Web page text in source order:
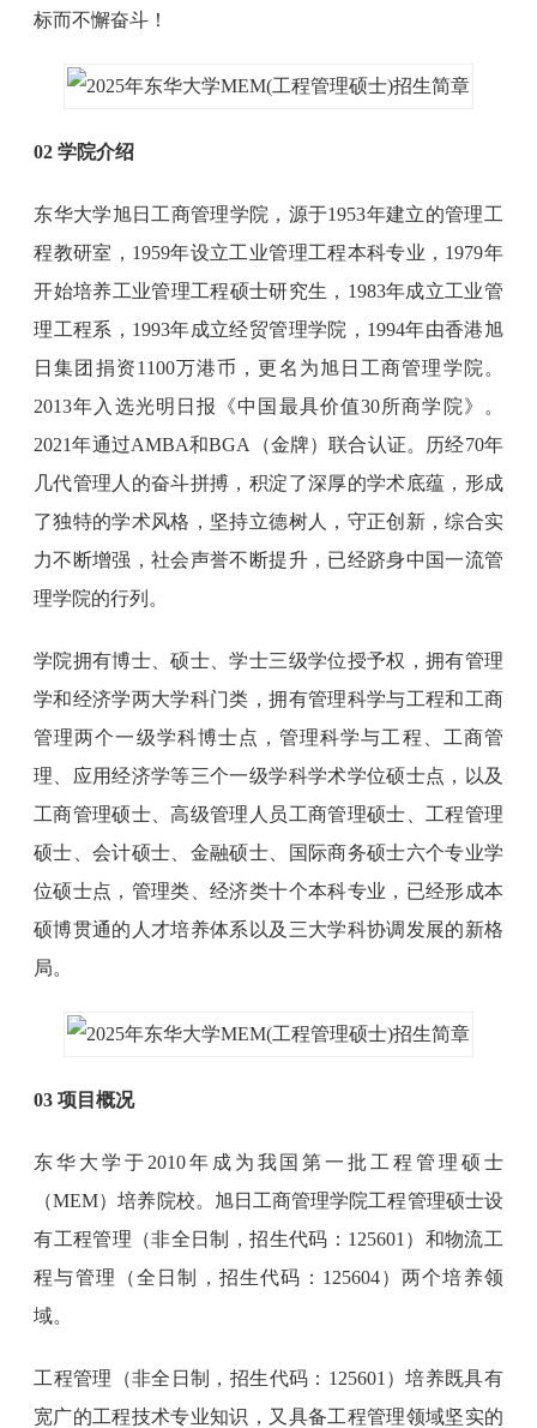
标而不懈奋斗！
02 学院介绍
东华大学旭日工商管理学院，源于1953年建立的管理工
程教研室，1959年设立工业管理工程本科专业，1979年
开始培养工业管理工程硕士研究生，1983年成立工业管
理工程系，1993年成立经贸管理学院，1994年由香港旭
日集团捐资1100万港币，更名为旭日工商管理学院。
2013年入选光明日报《中国最具价值30所商学院》。
2021年通过AMBA和BGA（金牌）联合认证。历经70年
几代管理人的奋斗拼搏，积淀了深厚的学术底蕴，形成
了独特的学术风格，坚持立德树人，守正创新，综合实
力不断增强，社会声誉不断提升，已经跻身中国一流管
理学院的行列。
学院拥有博士、硕士、学士三级学位授予权，拥有管理
学和经济学两大学科门类，拥有管理科学与工程和工商
管理两个一级学科博士点，管理科学与工程、工商管
理、应用经济学等三个一级学科学术学位硕士点，以及
工商管理硕士、高级管理人员工商管理硕士、工程管理
硕士、会计硕士、金融硕士、国际商务硕士六个专业学
位硕士点，管理类、经济类十个本科专业，已经形成本
硕博贯通的人才培养体系以及三大学科协调发展的新格
局。
03 项目概况
东华大学于2010年成为我国第一批工程管理硕士
（MEM）培养院校。旭日工商管理学院工程管理硕士设
有工程管理（非全日制，招生代码：125601）和物流工
程与管理（全日制，招生代码：125604）两个培养领
域。
工程管理（非全日制，招生代码：125601）培养既具有
宽广的工程技术专业知识，又具备工程管理领域坚实的